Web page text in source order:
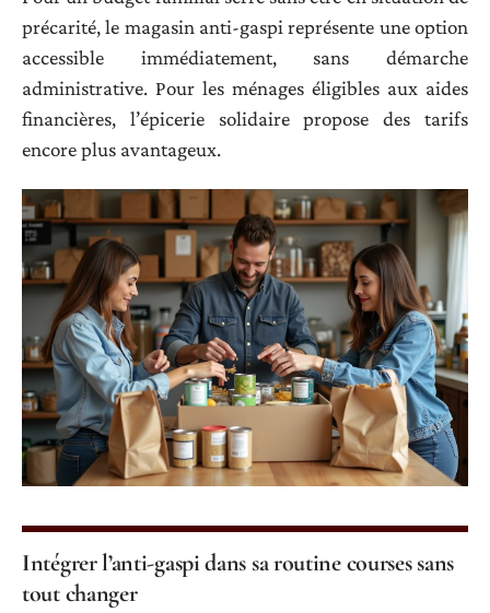
précarité, le magasin anti-gaspi représente une option
accessible immédiatement, sans démarche
administrative. Pour les ménages éligibles aux aides
financières, l’épicerie solidaire propose des tarifs
encore plus avantageux.
Intégrer l’anti-gaspi dans sa routine courses sans
tout changer